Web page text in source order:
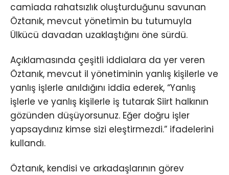
camiada rahatsızlık oluşturduğunu savunan
Öztanık, mevcut yönetimin bu tutumuyla
Ülkücü davadan uzaklaştığını öne sürdü.
Açıklamasında çeşitli iddialara da yer veren
Öztanık, mevcut il yönetiminin yanlış kişilerle ve
yanlış işlerle anıldığını iddia ederek, “Yanlış
işlerle ve yanlış kişilerle iş tutarak Siirt halkının
gözünden düşüyorsunuz. Eğer doğru işler
yapsaydınız kimse sizi eleştirmezdi.” ifadelerini
kullandı.
Öztanık, kendisi ve arkadaşlarının görev